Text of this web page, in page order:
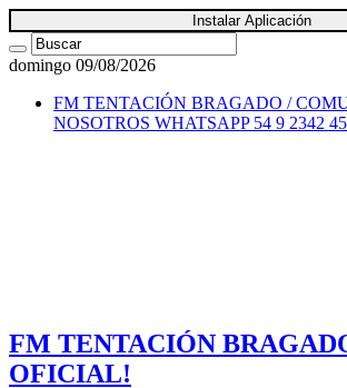
Instalar Aplicación
domingo 09/08/2026
FM TENTACIÓN BRAGADO /
NOSOTROS WHATSAPP 54 9 2342
FM TENTACIÓN
OFICIAL!